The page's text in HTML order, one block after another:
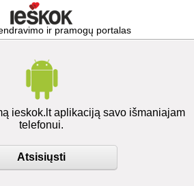
ir pramogų portalas
ieskok.lt aplikaciją savo išmaniajam
telefonui.
Atsisiųsti